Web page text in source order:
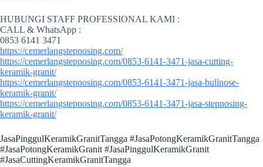
HUBUNGI STAFF PROFESSIONAL KAMI :
CALL & WhatsApp :
0853 6141 3471
https://cemerlangstepnosing.com/
https://cemerlangstepnosing.com/0853-6141-3471-jasa-cutting-
keramik-granit/
https://cemerlangstepnosing.com/0853-6141-3471-jasa-bullnose-
keramik-granit/
https://cemerlangstepnosing.com/0853-6141-3471-jasa-stepnosing-
keramik-granit/
JasaPinggulKeramikGranitTangga #JasaPotongKeramikGranitTangga
#JasaPotongKeramikGranit #JasaPinggulKeramikGranit
#JasaCuttingKeramikGranitTangga